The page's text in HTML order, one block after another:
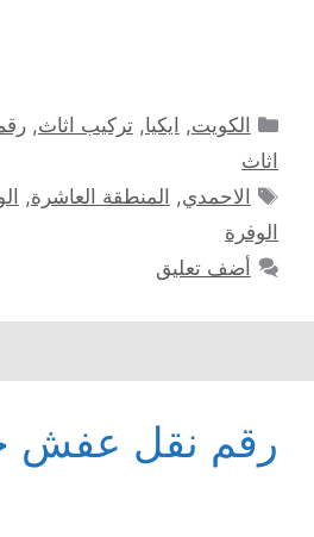
التصنيفات
الكويت, ايكيا,تركيب اثاث,
اثاث
الوسوم
الاحمدي, المنطقة العاشرة,
الوفرة
أضف تعليق
رقم نقل عفش